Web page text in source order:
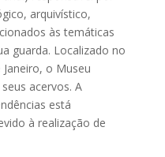
arquivístico,
às temáticas
guarda. Localizado no
o Museu
acervos. A
está
à realização de